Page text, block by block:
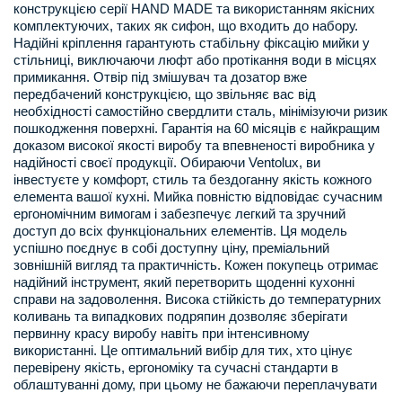
конструкцією серії HAND MADE та використанням якісних
комплектуючих, таких як сифон, що входить до набору.
Надійні кріплення гарантують стабільну фіксацію мийки у
стільниці, виключаючи люфт або протікання води в місцях
примикання. Отвір під змішувач та дозатор вже
передбачений конструкцією, що звільняє вас від
необхідності самостійно свердлити сталь, мінімізуючи ризик
пошкодження поверхні. Гарантія на 60 місяців є найкращим
доказом високої якості виробу та впевненості виробника у
надійності своєї продукції. Обираючи Ventolux, ви
інвестуєте у комфорт, стиль та бездоганну якість кожного
елемента вашої кухні. Мийка повністю відповідає сучасним
ергономічним вимогам і забезпечує легкий та зручний
доступ до всіх функціональних елементів. Ця модель
успішно поєднує в собі доступну ціну, преміальний
зовнішній вигляд та практичність. Кожен покупець отримає
надійний інструмент, який перетворить щоденні кухонні
справи на задоволення. Висока стійкість до температурних
коливань та випадкових подряпин дозволяє зберігати
первинну красу виробу навіть при інтенсивному
використанні. Це оптимальний вибір для тих, хто цінує
перевірену якість, ергономіку та сучасні стандарти в
облаштуванні дому, при цьому не бажаючи переплачувати